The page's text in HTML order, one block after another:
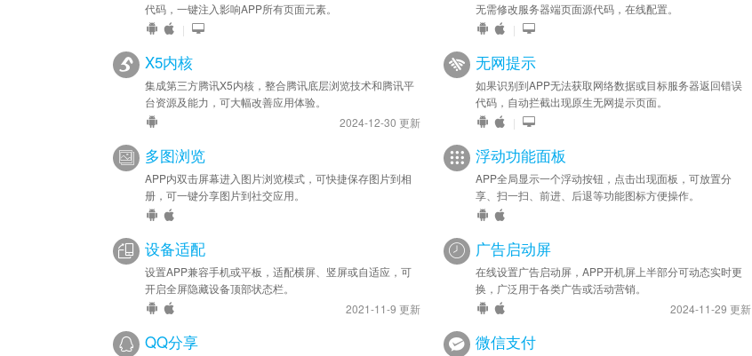
代码，一键注入影响APP所有页面元素。
|
无需修改服务器端页面源代码，在线配置。
|
X5内核
集成第三方腾讯X5内核，整合腾讯底层浏览技术和腾讯平
台资源及能力，可大幅改善应用体验。
2024-12-30 更新
无网提示
如果识别到APP无法获取网络数据或目标服务器返回错误
代码，自动拦截出现原生无网提示页面。
|
多图浏览
APP内双击屏幕进入图片浏览模式，可快捷保存图片到相
册，可一键分享图片到社交应用。
浮动功能面板
APP全局显示一个浮动按钮，点击出现面板，可放置分
享、扫一扫、前进、后退等功能图标方便操作。
设备适配
设置APP兼容手机或平板，适配横屏、竖屏或自适应，可
开启全屏隐藏设备顶部状态栏。
2021-11-9 更新
广告启动屏
在线设置广告启动屏，APP开机屏上半部分可动态实时更
换，广泛用于各类广告或活动营销。
2024-11-29 更新
QQ分享 微信支付